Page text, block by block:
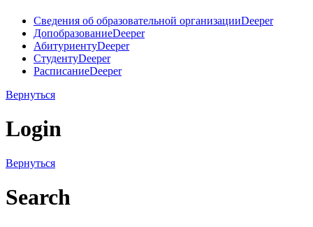
Сведения об образовательной организацииDeeper
ДопобразованиеDeeper
АбитуриентуDeeper
СтудентуDeeper
РасписаниеDeeper
Вернуться
Login
Вернуться
Search